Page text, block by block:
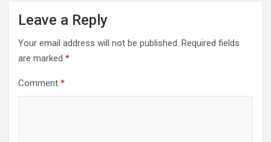
Leave a Reply
Your email address will not be published. Required fields
are marked *
Comment *